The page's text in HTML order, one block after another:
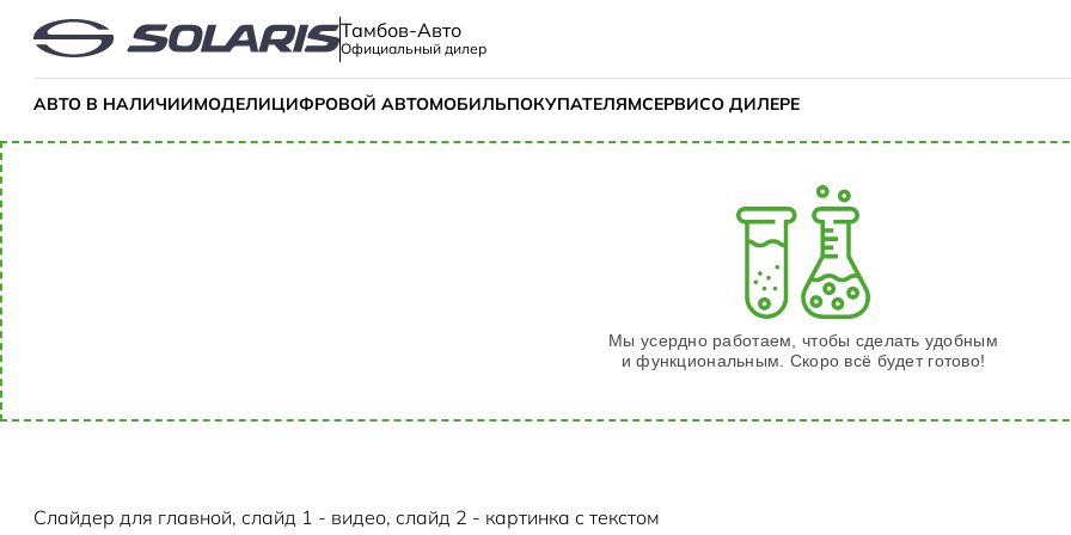
Тамбов-Авто
Официальный дилер
АВТО В НАЛИЧИИМОДЕЛИЦИФРОВОЙ АВТОМОБИЛЬПОКУПАТЕЛЯМСЕРВИСО ДИЛЕРЕ
Мы усердно работаем, чтобы сделать удобным
и функциональным. Скоро всё будет готово!
Слайдер для главной, слайд 1 - видео, слайд 2 - картинка с текстом